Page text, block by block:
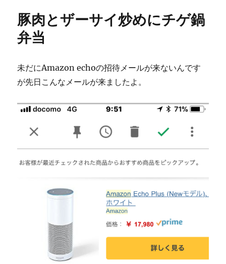
豚肉とザーサイ炒めにチゲ鍋
弁当
未だにAmazon echoの招待メールが来ないんです
が先日こんなメールが来ましたよ。